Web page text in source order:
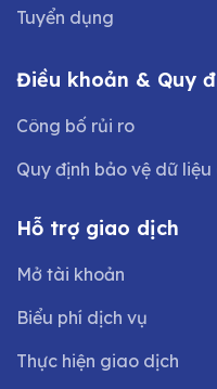
Tuyển dụng
Điều khoản & Quy
Công bố rủi ro
Quy định bảo vệ dữ liệu
Hỗ trợ giao dịch
Mở tài khoản
Biểu phí dịch vụ
Thực hiện giao dịch